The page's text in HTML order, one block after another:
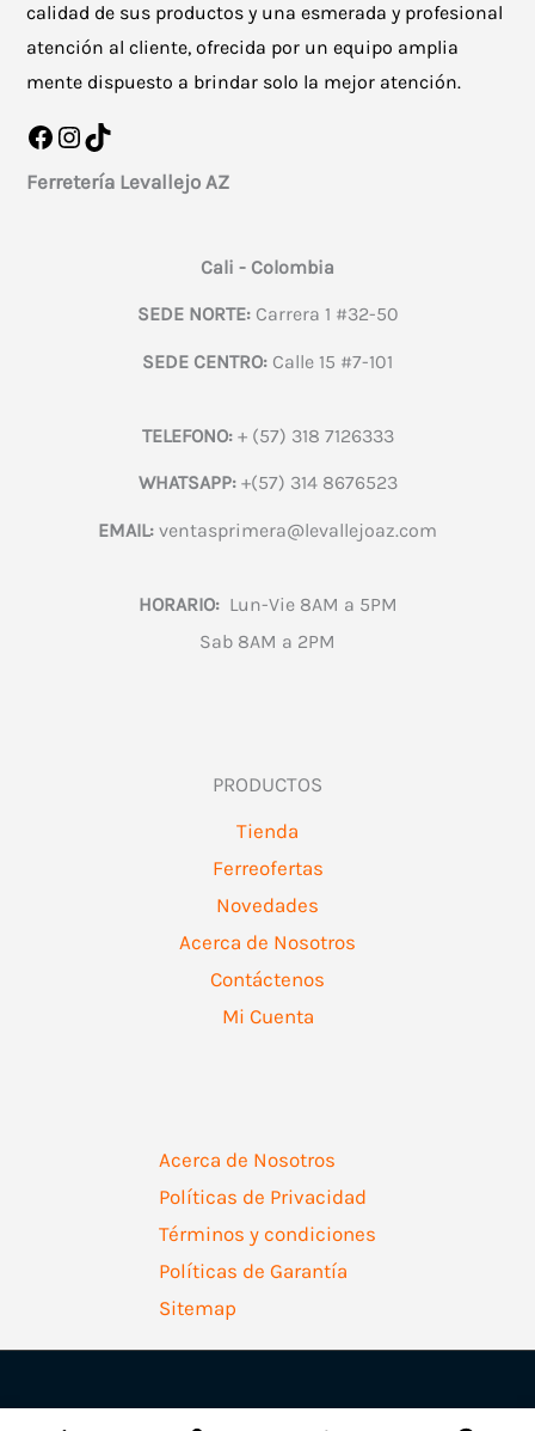
calidad de sus productos y una esmerada y profesional
atención al cliente, ofrecida por un equipo amplia
mente dispuesto a brindar solo la mejor atención.
Facebook
Instagram
TikTok
Ferretería Levallejo AZ
Cali - Colombia
SEDE NORTE:Carrera 1 #32-50
SEDE CENTRO: Calle 15 #7-101
TELEFONO:+ (57) 318 7126333
WHATSAPP:+(57) 314 8676523
EMAIL: ventasprimera@levallejoaz.com
HORARIO:Lun-Vie 8AM a 5PM
Sab 8AM a 2PM
PRODUCTOS
Tienda
Ferreofertas
Novedades
Acerca de Nosotros
Contáctenos
Mi Cuenta
Acerca de Nosotros
Políticas de Privacidad
Términos y condiciones
Políticas de Garantía
Sitemap